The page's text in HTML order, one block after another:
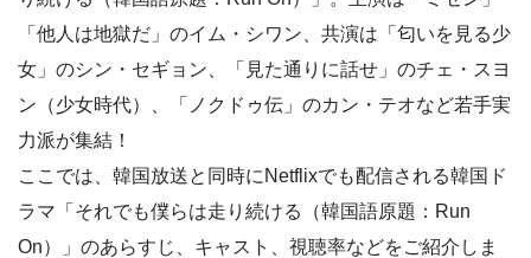
「他人は地獄だ」のイム・シワン、共演は「匂いを見る少
女」のシン・セギョン、「見た通りに話せ」のチェ・スヨ
ン（少女時代）、「ノクドゥ伝」のカン・テオなど若手実
力派が集結！
ここでは、韓国放送と同時にNetflixでも配信される韓国ド
ラマ「それでも僕らは走り続ける（韓国語原題：Run
On）」のあらすじ、キャスト、視聴率などをご紹介しま